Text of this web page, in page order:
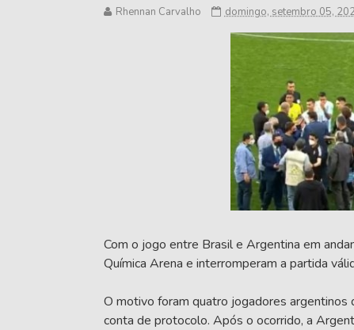
Rhennan Carvalho domingo, setembro 05,
Com o jogo entre Brasil e Argentina em
Química Arena e interromperam a partida
O motivo foram quatro jogadores
conta de protocolo. Após o ocorrido, a